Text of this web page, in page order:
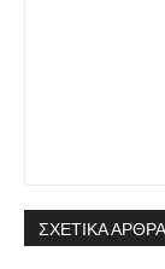
ΣΧΕΤΙΚΑ ΑΡΘΡΑ